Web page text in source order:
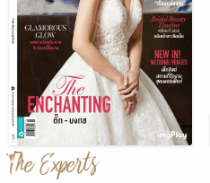
The Experts